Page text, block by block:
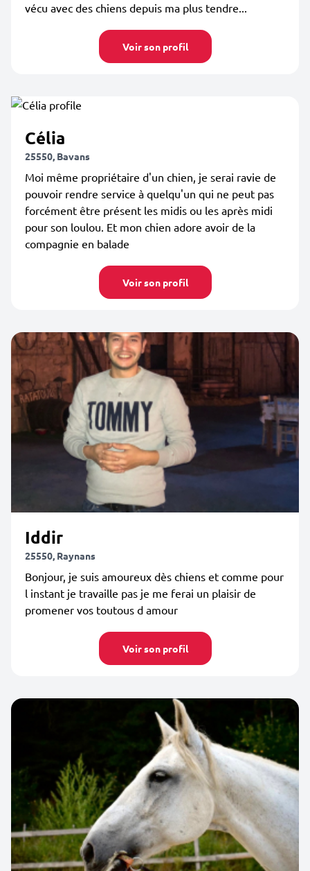
vécu avec des chiens depuis ma plus tendre...
Voir son profil
Célia
25550, Bavans
Moi même propriétaire d'un chien, je serai ravie de
pouvoir rendre service à quelqu'un qui ne peut pas
forcément être présent les midis ou les après midi
pour son loulou. Et mon chien adore avoir de la
compagnie en balade
Voir son profil
Iddir
25550, Raynans
Bonjour, je suis amoureux dès chiens et comme pour
l instant je travaille pas je me ferai un plaisir de
promener vos toutous d amour
Voir son profil